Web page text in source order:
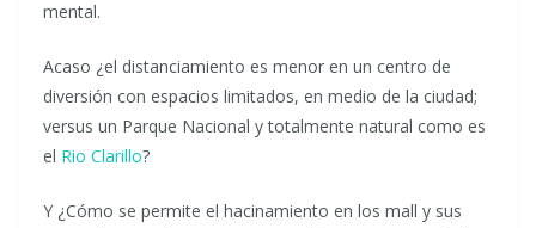
mental.
Acaso ¿el distanciamiento es menor en un centro de
diversión con espacios limitados, en medio de la ciudad;
versus un Parque Nacional y totalmente natural como es
el Rio Clarillo?
Y ¿Cómo se permite el hacinamiento en los mall y sus